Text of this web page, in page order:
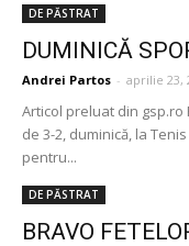
DE PĂSTRAT
DUMINICĂ
Andrei Partos - aprilie 23,
Articol preluat din
de 3-2, duminică, la
pentru...
DE PĂSTRAT
BRAVO